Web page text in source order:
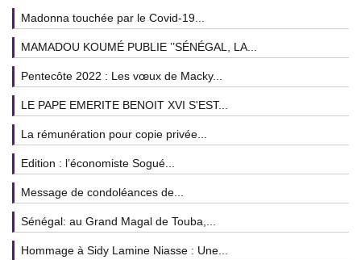
Madonna touchée par le Covid-19...
MAMADOU KOUMÉ PUBLIE ’’SÉNÉGAL, LA...
Pentecôte 2022 : Les vœux de Macky...
LE PAPE EMERITE BENOIT XVI S'EST...
La rémunération pour copie privée...
Edition : l’économiste Sogué...
Message de condoléances de...
Sénégal: au Grand Magal de Touba,...
Hommage à Sidy Lamine Niasse : Une...